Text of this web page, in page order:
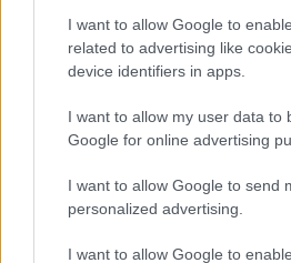
I want to allow Google to
related to advertising like
device identifiers in apps.
I want to allow my user data to
Google for online advertising
I want to allow Google to send
personalized advertising.
I want to allow Google to
18 órája
Óriási bevétel-visszaesést